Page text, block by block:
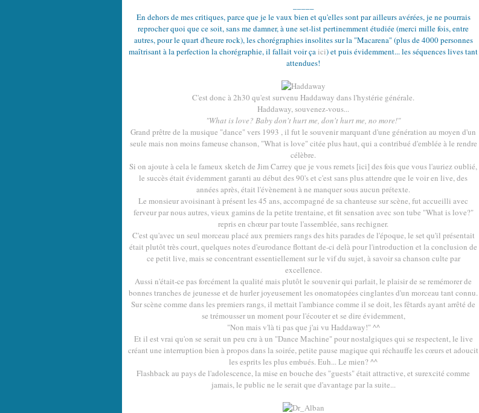
En dehors de mes critiques, parce que je le vaux bien et qu'elles sont par ailleurs avérées, je ne pourrais
reprocher quoi que ce soit, sans me damner, à une set-list pertinemment étudiée (merci mille fois, entre
autres, pour le quart d'heure rock), les chorégraphies insolites sur la "Macarena" (plus de 4000 personnes
maîtrisant à la perfection la chorégraphie, il fallait voir çaici) et puis évidemment... les séquences lives tant
attendues!
C'est donc à 2h30 qu'est survenu Haddaway dans l'hystérie générale.
Haddaway, souvenez-vous...
"What is love? Baby don't hurt me, don't hurt me, no more!"
Grand prêtre de la musique "dance" vers 1993 , il fut le souvenir marquant d'une génération au moyen d'un
seule mais non moins fameuse chanson, "What is love" citée plus haut, qui a contribué d'emblée à le rendre
célèbre.
Si on ajoute à cela le fameux sketch de Jim Carrey que je vous remets [ici] des fois que vous l'auriez oublié,
le succès était évidemment garanti au début des 90's et c'est sans plus attendre que le voir en live, des
années après, était l'évènement à ne manquer sous aucun prétexte.
Le monsieur avoisinant à présent les 45 ans, accompagné de sa chanteuse sur scène, fut accueilli avec
ferveur par nous autres, vieux gamins de la petite trentaine, et fit sensation avec son tube "What is love?"
repris en chœur par toute l'assemblée, sans rechigner.
C'est qu'avec un seul morceau placé aux premiers rangs des hits parades de l'époque, le set qu'il présentait
était plutôt très court, quelques notes d'eurodance flottant de-ci delà pour l'introduction et la conclusion de
ce petit live, mais se concentrant essentiellement sur le vif du sujet, à savoir sa chanson culte par
excellence.
Aussi n'était-ce pas forcément la qualité mais plutôt le souvenir qui parlait, le plaisir de se remémorer de
bonnes tranches de jeunesse et de hurler joyeusement les onomatopées cinglantes d'un morceau tant connu.
Sur scène comme dans les premiers rangs, il mettait l'ambiance comme il se doit, les fêtards ayant arrêté de
se trémousser un moment pour l'écouter et se dire évidemment,
"Non mais v'là ti pas que j'ai vu Haddaway!" ^^
Et il est vrai qu'on se serait un peu cru à un "Dance Machine" pour nostalgiques qui se respectent, le live
créant une interruption bien à propos dans la soirée, petite pause magique qui réchauffe les cœurs et adoucit
les esprits les plus embués. Euh... Le mien? ^^
Flashback au pays de l'adolescence, la mise en bouche des "guests" était attractive, et surexcité comme
jamais, le public ne le serait que d'avantage par la suite...